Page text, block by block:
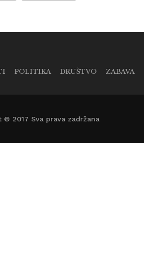
POLITIKA DRUŠTVO ZABAVA
© 2017 Sva prava zadržana